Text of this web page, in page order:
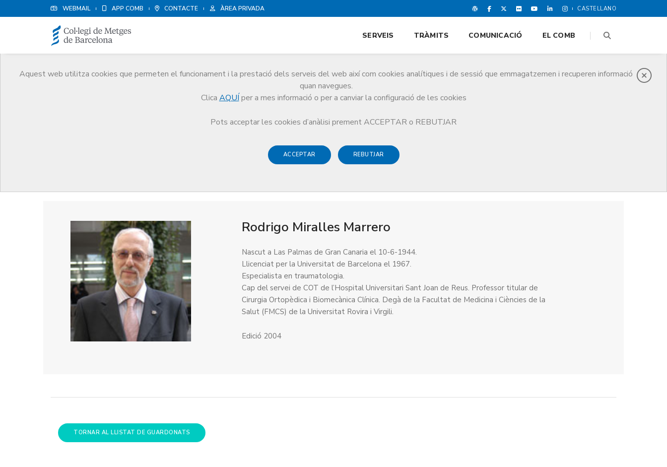
WEBMAIL APP COMB CONTACTE ÀREA PRIVADA CASTELLANO
Aquest web utilitza cookies que permeten el funcionament i la prestació dels serveis del web així com cookies analítiques i de sessió que emmagatzemen i recuperen informació
quan navegues.
Clica AQUÍ per a mes informació o per a canviar la configuració de les cookies
Pots acceptar les cookies d’anàlisi prement ACCEPTAR o REBUTJAR
ACCEPTAR REBUTJAR
SERVEIS TRÀMITS COMUNICACIÓ EL COMB
Guardonat Edició 2004
Rodrigo Miralles Marrero
Nascut a Las Palmas de Gran Canaria el 10-6-1944.
Llicenciat per la Universitat de Barcelona el 1967.
Especialista en traumatologia.
Cap del servei de COT de l’Hospital Universitari Sant Joan de Reus. Professor titular de
Cirurgia Ortopèdica i Biomecànica Clínica. Degà de la Facultat de Medicina i Ciències de la
Salut (FMCS) de la Universitat Rovira i Virgili.
Edició 2004
TORNAR AL LLISTAT DE GUARDONATS